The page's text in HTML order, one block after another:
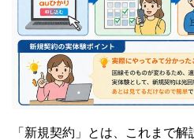
「新規契約」とは、これまで